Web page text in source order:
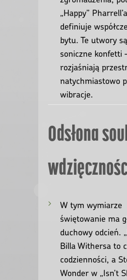
„Happy”
definiuje
bytu. Te utwory
soniczne konfetti
rozjaśniają
natychmiastowo
wibracje.
Odsłona
W tym wymiarze
świętowanie ma
duchowy odcień.
Billa Withersa to
codzienności, a
Wonder w „Isn’t